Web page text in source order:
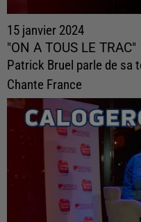
15 janvier 2024
"ON A TOUS LE TRAC"
Patrick Bruel parle de sa
Chante France